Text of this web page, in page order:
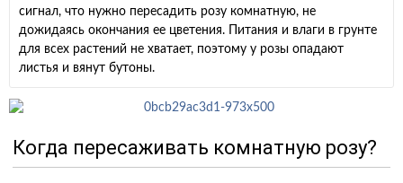
сигнал, что нужно пересадить розу комнатную, не
дожидаясь окончания ее цветения. Питания и влаги в грунте
для всех растений не хватает, поэтому у розы опадают
листья и вянут бутоны.
Когда пересаживать комнатную розу?